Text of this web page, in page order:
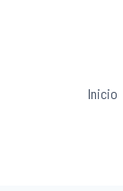
Inicio